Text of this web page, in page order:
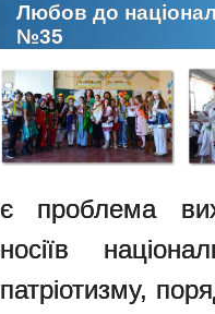
Любов до
№35
є проблема
носіїв
патріотизму,